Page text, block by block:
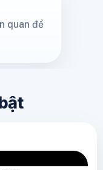
quan để